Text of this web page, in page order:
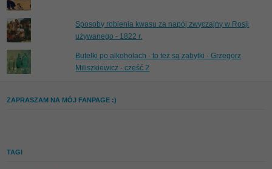
Sposoby robienia kwasu za napój zwyczajny w Rosji
używanego - 1822 r.
Butelki po alkoholach - to też są zabytki - Grzegorz
Miliszkiewicz - część 2
ZAPRASZAM NA MÓJ FANPAGE :)
TAGI